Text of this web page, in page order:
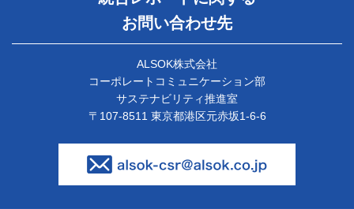
お問い合わせ先
ALSOK株式会社
コーポレートコミュニケーション部
サステナビリティ推進室
〒107-8511 東京都港区元赤坂1-6-6